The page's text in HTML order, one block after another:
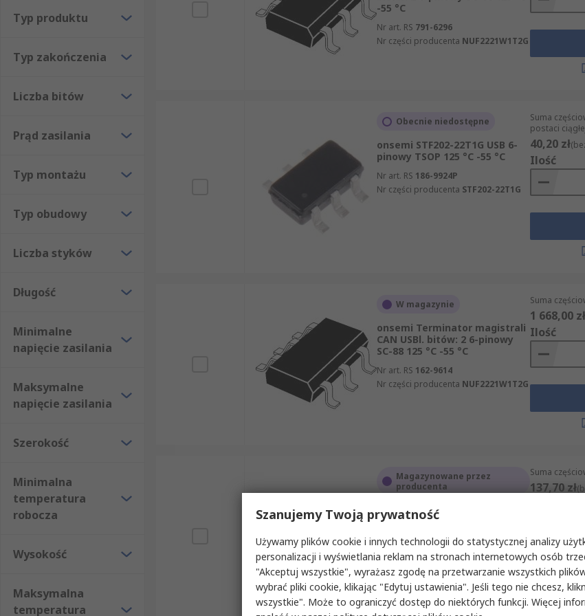
Typ produktu
Typ zakończenia
Liczba bitów
Prąd zasilania
Typ montażu
Typ obudowy
Liczba styków
Długość
Minimalne
napięcie zasilania
Maksymalne
napięcie zasilania
Szerokość
Minimalna
temperatura
robocza
Wysokość
Maksymalna
temperatura
-55 °C
Nr art. RS 791-6296
Nr części producenta NUF2221W1T2G
Obecnie niedostępne
onsemi STF202-22T1G USB 6-
pinowy TSOP 125 °C -55 °C
Nr art. RS 186-9924P
Nr części producenta STF202-22T1G
Suma
postaci
40,20 zł
Ilość
W magazynie
onsemi Terminator magistrali
CAN USBl. bitów: 2 6-pinowy
SC-88 125 °C -55 °C
Nr art. RS 162-9614
Nr części producenta NUF2221W1T2G
Suma
1 668,00 zł
Ilość
Magazynowane przez
producenta
Eaton Zakończenie magistrali
174754 SWD4-RC5-10 5-pinowy
Nr art. RS 126-207
Nr części producenta
174754 SWD4-RC5-10
Suma
137,70 zł
Szanujemy Twoją prywatność
Używamy plików cookie i innych technologii do statystycznej analizy
personalizacji i wyświetlania reklam na stronach internetowych osób
"Akceptuj wszystkie", wyrażasz zgodę na przetwarzanie wszystkich
wybrać pliki cookie, klikając "Edytuj ustawienia". Jeśli tego nie chcesz,
wszystkie". Może to ograniczyć dostęp do niektórych funkcji. Więcej